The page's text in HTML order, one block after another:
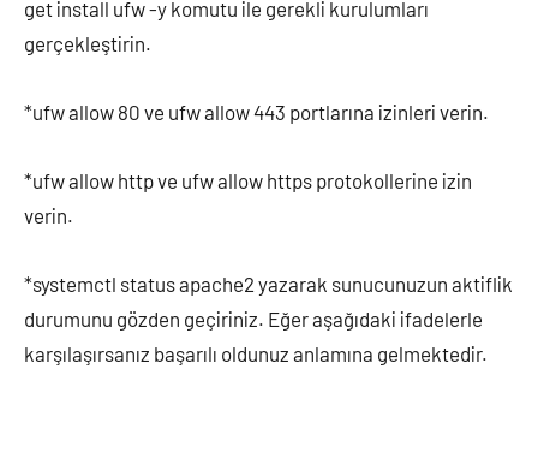
get install ufw -y komutu ile gerekli kurulumları
gerçekleştirin.
*ufw allow 80 ve ufw allow 443 portlarına izinleri verin.
*ufw allow http ve ufw allow https protokollerine izin
verin.
*systemctl status apache2 yazarak sunucunuzun aktiflik
durumunu gözden geçiriniz. Eğer aşağıdaki ifadelerle
karşılaşırsanız başarılı oldunuz anlamına gelmektedir.